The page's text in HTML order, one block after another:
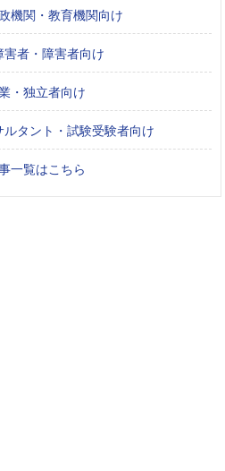
機関・教育機関向け
害者・障害者向け
・独立者向け
ルタント・試験受験者向け
一覧はこちら